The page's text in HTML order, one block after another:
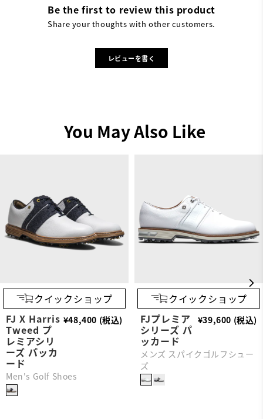
Be the first to review this product
Share your thoughts with other customers.
レビューを書く
You May Also Like
クイックショップ
FJ X Harris
Tweed プ
レミアシリ
ーズ パッカ
ード
Men's Golf Shoes
¥48,400 (税込)
クイックショップ
FJプレミア
シリーズ パ
ッカード
メンズ スパイクゴルフシュー
ズ
¥39,600 (税込)